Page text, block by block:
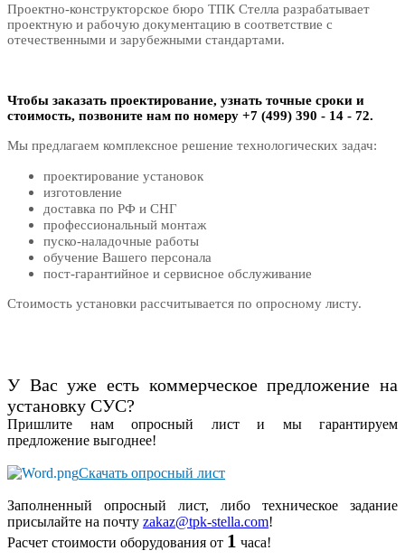
Проектно-конструкторское бюро ТПК Стелла разрабатывает
проектную и рабочую документацию в соответствие с
отечественными и зарубежными стандартами.
Чтобы заказать проектирование, узнать точные сроки и
стоимость, позвоните нам по номеру +7 (499) 390 - 14 - 72.
Мы предлагаем комплексное решение технологических задач:
проектирование установок
изготовление
доставка по РФ и СНГ
профессиональный монтаж
пуско-наладочные работы
обучение Вашего персонала
пост-гарантийное и сервисное обслуживание
Стоимость установки рассчитывается по опросному листу.
У Вас уже есть коммерческое предложение на
установку СУС?
Пришлите нам опросный лист и мы гарантируем
предложение выгоднее!
Скачать опросный лист
Заполненный опросный лист, либо техническое задание
присылайте на почту zakaz@tpk-stella.сom!
Расчет стоимости оборудования от 1 часа!